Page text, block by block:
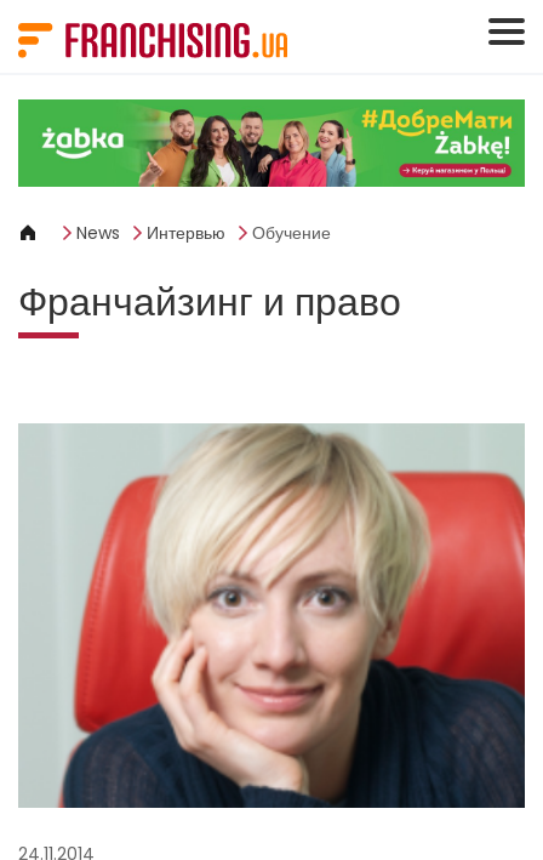
News Интервью Обучение
Франчайзинг и право
24.11.2014